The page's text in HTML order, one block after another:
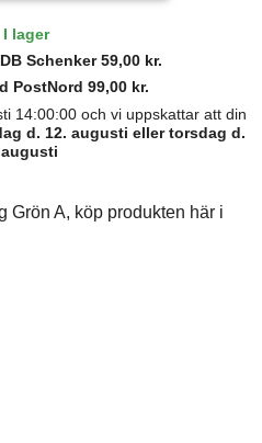
I lager
Schenker 59,00 kr.
PostNord 99,00 kr.
14:00:00 och vi uppskattar att din
d. 12. augusti eller torsdag d.
augusti
Grön A, köp produkten här i